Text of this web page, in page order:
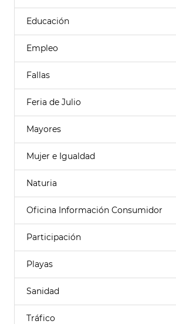
Educación
Empleo
Fallas
Feria de Julio
Mayores
Mujer e Igualdad
Naturia
Oficina Información Consumidor
Participación
Playas
Sanidad
Tráfico